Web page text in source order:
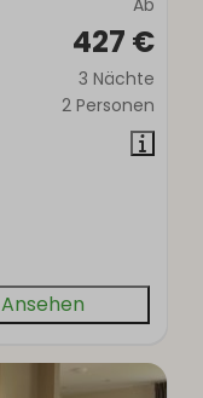
427 €
3 Nächte
2 Personen
Ansehen